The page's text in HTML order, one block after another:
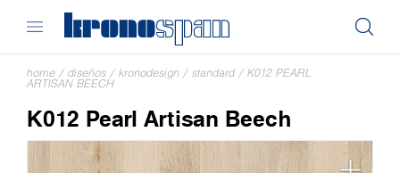
home / diseños / kronodesign / standard / K012 PEARL
ARTISAN BEECH
K012 Pearl Artisan Beech